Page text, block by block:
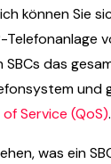
können Sie
Telefonanlage
das
und
Service (QoS).
was ein